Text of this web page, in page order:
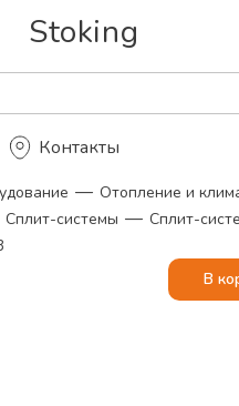
Stoking
Контакты
— Отопление и
Сплит-системы — Сплит-
В